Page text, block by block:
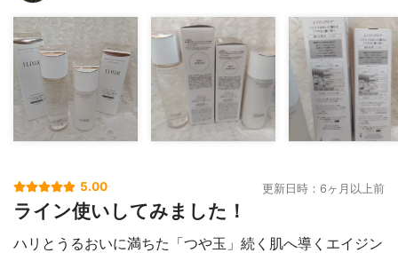
5.00 更新日時：6ヶ月以上前
ライン使いしてみました！
ハリとうるおいに満ちた「つや玉」続く肌へ導くエイジン